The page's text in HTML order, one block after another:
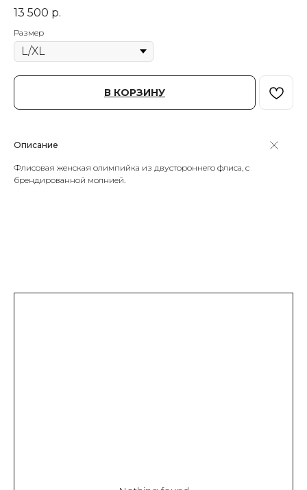
13 500 р.
Размер
В КОРЗИНУ
Описание
Флисовая женская олимпийка из двустороннего флиса, с
брендированной молнией.